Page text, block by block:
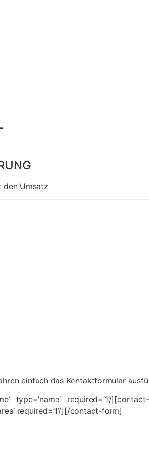
den Umsatz
einfach das Kontaktformular
type=’name‘ required=’1’/
required=’1’/][/contact-form]